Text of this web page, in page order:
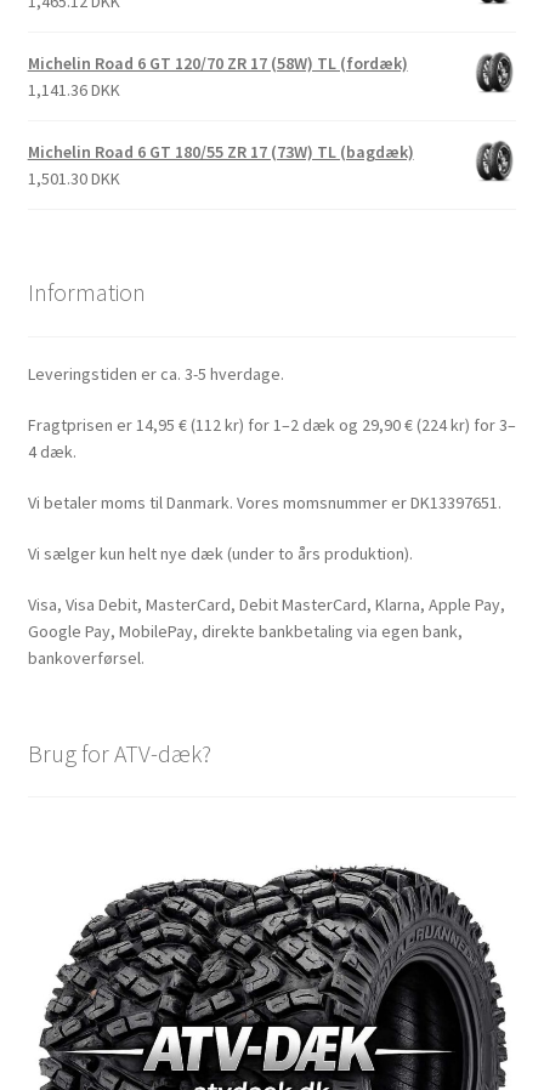
Michelin Road 6 GT 120/70 ZR 17 (58W) TL (fordæk)
1,141.36 DKK
Michelin Road 6 GT 180/55 ZR 17 (73W) TL (bagdæk)
1,501.30 DKK
Information
Leveringstiden er ca. 3-5 hverdage.
Fragtprisen er 14,95 € (112 kr) for 1–2 dæk og 29,90 € (224 kr) for 3–
4 dæk.
Vi betaler moms til Danmark. Vores momsnummer er DK13397651.
Vi sælger kun helt nye dæk (under to års produktion).
Visa, Visa Debit, MasterCard, Debit MasterCard, Klarna, Apple Pay,
Google Pay, MobilePay, direkte bankbetaling via egen bank,
bankoverførsel.
Brug for ATV-dæk?